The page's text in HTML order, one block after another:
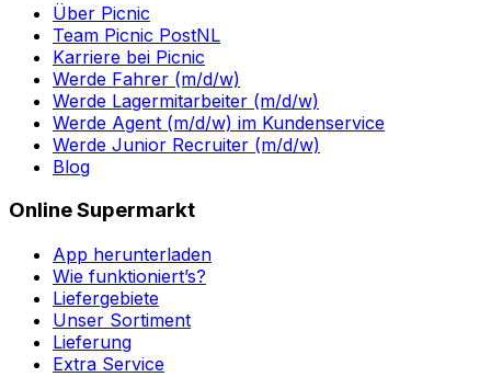
Über Picnic
Team Picnic PostNL
Karriere bei Picnic
Werde Fahrer (m/d/w)
Werde Lagermitarbeiter (m/d/w)
Werde Agent (m/d/w) im Kundenservice
Werde Junior Recruiter (m/d/w)
Blog
Online Supermarkt
App herunterladen
Wie funktioniert’s?
Liefergebiete
Unser Sortiment
Lieferung
Extra Service